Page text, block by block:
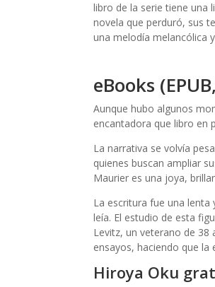
libro de la serie tiene una
novela que perduró, sus
una melodía melancólica
eBooks
Aunque hubo algunos
encantadora que libro en
La narrativa se volvía
quienes buscan ampliar
Maurier es una joya,
La escritura fue una lenta
leía. El estudio de esta
Levitz, un veterano de 38
ensayos, haciendo que la
Hiroya Oku